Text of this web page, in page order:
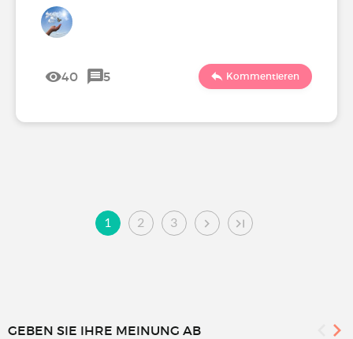
40 5 Kommentieren
1 2 3
GEBEN SIE IHRE MEINUNG AB